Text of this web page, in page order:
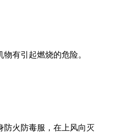
有引起燃烧的危险。
防火防毒服，在上风向灭